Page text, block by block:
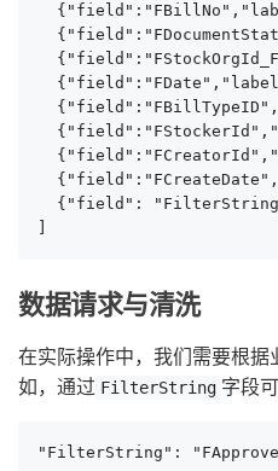
{"field":
数据请求与清洗
在实际操作中，我们需要根
如，通过 FilterString 字段
"FilterString":